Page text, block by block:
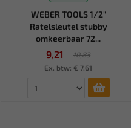
WEBER TOOLS 1/2"
Ratelsleutel stubby
omkeerbaar 72...
9,21
10,83
Ex. btw: € 7,61